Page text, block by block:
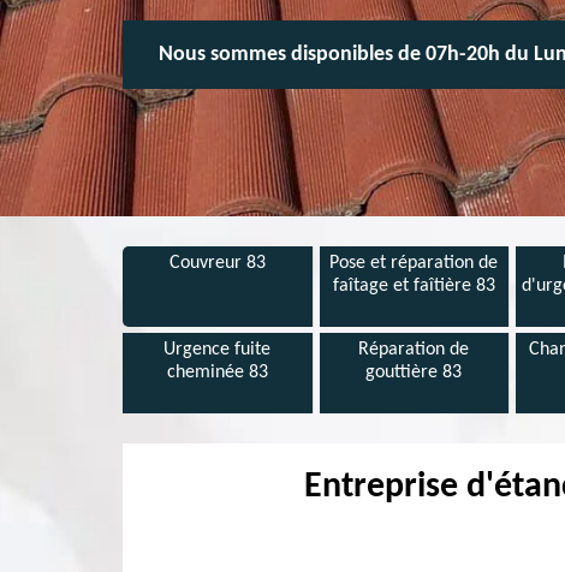
Nous sommes disponibles de 07h-20h du
Couvreur 83
Pose et réparation de
faîtage et faîtière 83
Urgence fuite
cheminée 83
Réparation de
gouttière 83
Entreprise